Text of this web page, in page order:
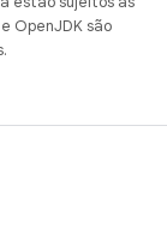
OpenJDK são